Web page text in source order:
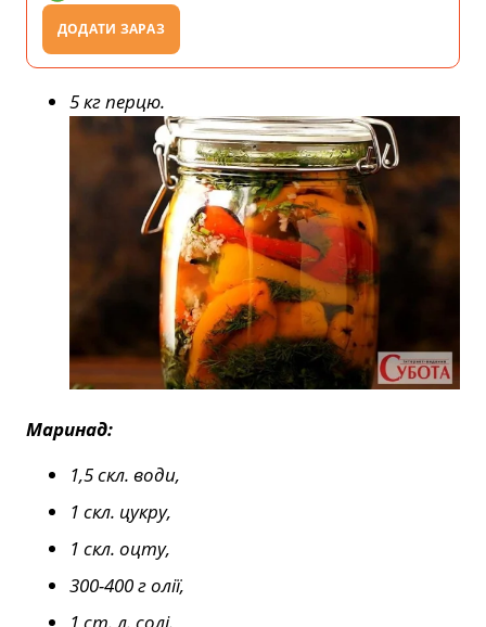
ДОДАТИ ЗАРАЗ
5 кг перцю.
Маринад:
1,5 скл. води,
1 скл. цукру,
1 скл. оцту,
300-400 г олії,
1 ст. л. солі.